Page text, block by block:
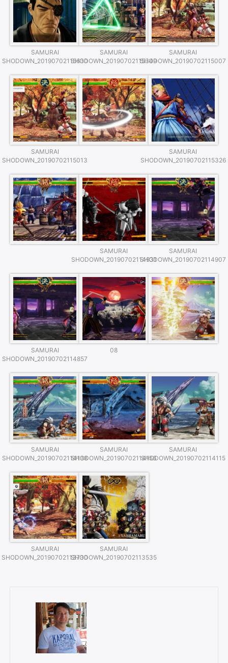
SAMURAI
SHODOWN_20190702115630
SAMURAI
SHODOWN_20190702115349
SAMURAI
SHODOWN_20190702115007
SAMURAI
SHODOWN_20190702115013
SAMURAI
SHODOWN_20190702115326
SAMURAI
SHODOWN_20190702114931
SAMURAI
SHODOWN_20190702114907
SAMURAI
SHODOWN_20190702114857
08
SAMURAI
SHODOWN_20190702114138
SAMURAI
SHODOWN_20190702114156
SAMURAI
SHODOWN_20190702114115
SAMURAI
SHODOWN_20190702113730
SAMURAI
SHODOWN_20190702113535
Rechercher
: